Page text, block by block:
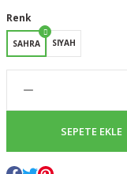
Renk
SAHRA SIYAH
SEPETE EKLE